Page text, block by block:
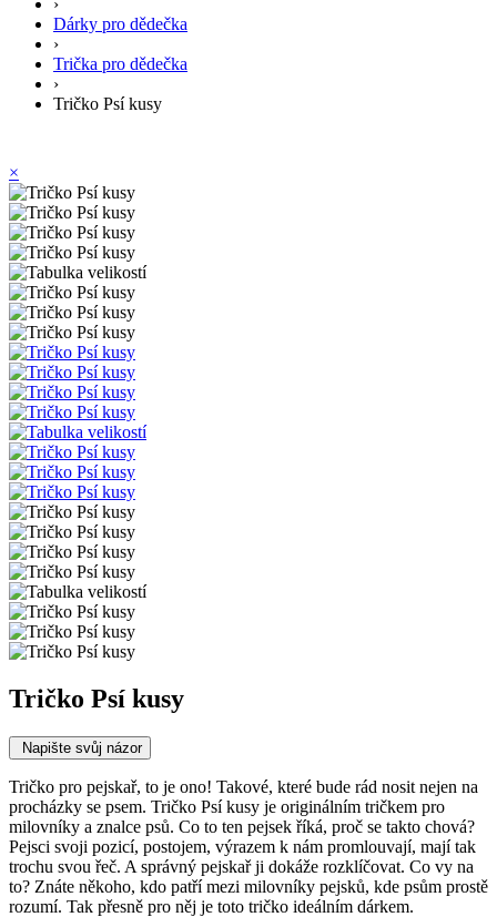
›
Dárky pro dědečka
›
Trička pro dědečka
›
Tričko Psí kusy
×
Tričko Psí kusy
Napište svůj názor
Tričko pro pejskař, to je ono! Takové, které bude rád nosit nejen na
procházky se psem. Tričko Psí kusy je originálním tričkem pro
milovníky a znalce psů. Co to ten pejsek říká, proč se takto chová?
Pejsci svoji pozicí, postojem, výrazem k nám promlouvají, mají tak
trochu svou řeč. A správný pejskař ji dokáže rozklíčovat. Co vy na
to? Znáte někoho, kdo patří mezi milovníky pejsků, kde psům prostě
rozumí. Tak přesně pro něj je toto tričko ideálním dárkem.